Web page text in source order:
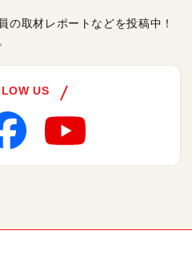
の取材レポートなどを投稿中！
US